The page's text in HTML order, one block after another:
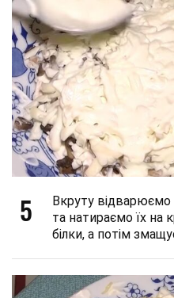
5
Вкруту відварюємо
та натираємо їх на
білки, а потім